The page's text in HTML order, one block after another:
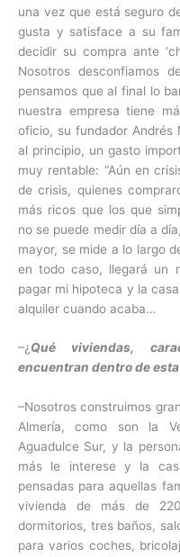
una vez que está seguro
gusta y satisface a su
decidir su compra ante
Nosotros desconfiamos
pensamos que al final lo
nuestra empresa tiene
oficio, su fundador Andrés
al principio, un gasto
muy rentable: “Aún en
de crisis, quienes
más ricos que los que
no se puede medir día a
mayor, se mide a lo largo
en todo caso, llegará un
pagar mi hipoteca y la
alquiler cuando acaba…
–¿Qué viviendas,
encuentran dentro de
–Nosotros construimos
Almería, como son la
Aguadulce Sur, y la
más le interese y la
pensadas para aquellas
vivienda de más de
dormitorios, tres baños,
para varios coches,